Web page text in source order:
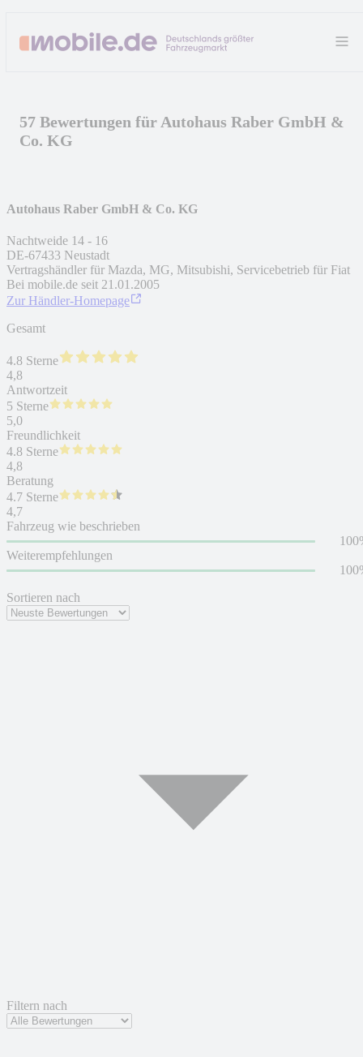
57 Bewertungen für Autohaus Raber GmbH &
Co. KG
Sortieren nach
Filtern nach
Autohaus Raber GmbH & Co. KG
Nachtweide 14 - 16
DE-67433 Neustadt
Vertragshändler für Mazda, MG, Mitsubishi, Servicebetrieb für Fiat
Bei mobile.de seit 21.01.2005
Zur Händler-Homepage
Gesamt
4.8 Sterne
4,8
Antwortzeit
5 Sterne
5,0
Freundlichkeit
4.8 Sterne
4,8
Beratung
4.7 Sterne
4,7
Fahrzeug wie beschrieben
Weiterempfehlungen